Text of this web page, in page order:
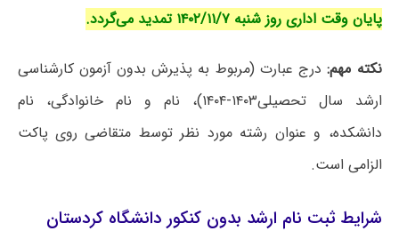
پایان وقت اداری روز شنبه ۱۴۰۲/۱۱/۷ تمدید می‌گردد.
نکته مهم: درج عبارت (مربوط به پذیرش بدون آزمون کارشناسی
ارشد سال تحصیلی۱۴۰۳-۱۴۰۴)، نام و نام خانوادگی، نام
دانشکده، و عنوان رشته مورد نظر توسط متقاضی روی پاکت
الزامی است.
شرایط ثبت نام ارشد بدون کنکور دانشگاه کردستان